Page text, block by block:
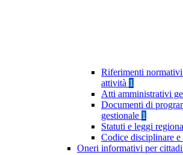
Riferimenti
attività 1
Atti amministrativi
Documenti di
gestionale 1
Statuti e leggi
Codice disciplinare
Oneri informativi per